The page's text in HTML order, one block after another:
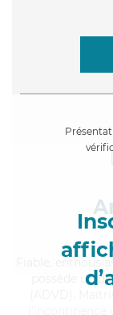
,
possède un